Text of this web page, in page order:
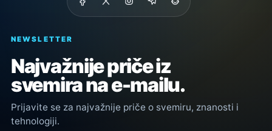
NEWSLETTER
Najvažnije priče iz
svemira na e-mailu.
Prijavite se za najvažnije priče o svemiru, znanosti i
tehnologiji.